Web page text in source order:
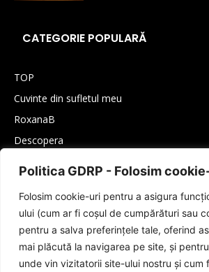
Politica GDRP - Folosim
Folosim cookie-uri pentru a asigura
ului (cum ar fi coșul de cumpărături sau
pentru a salva preferințele tale, oferind
mai plăcută la navigarea pe site, și
unde vin vizitatorii site-ului nostru și cum
CATEGORIE POPULARĂ
TOP
Cuvinte din sufletul meu
RoxanaB
Descopera
Lifestyle
Cultura generala
Autori